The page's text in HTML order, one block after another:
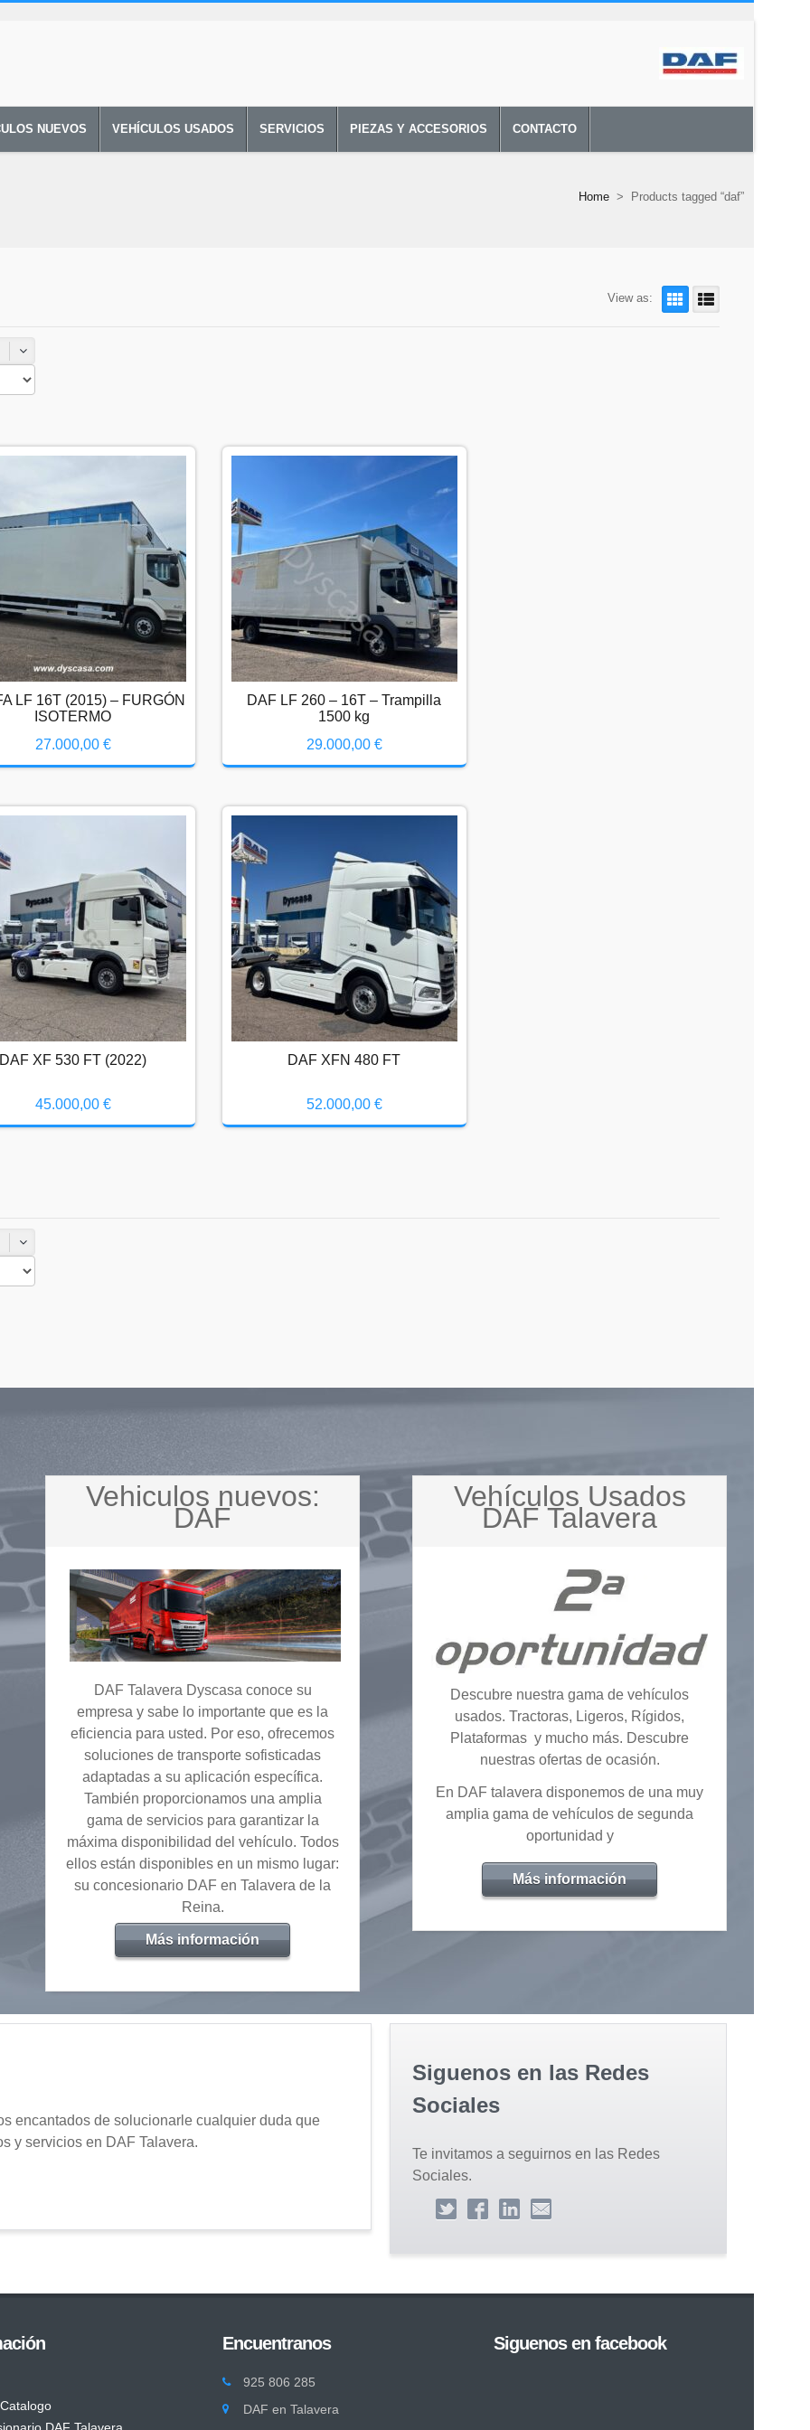
NUEVOS VEHÍCULOS USADOS SERVICIOS PIEZAS Y ACCESORIOS CONTACTO
Home > Products tagged “daf”
View as:
LF 16T (2015) – FURGÓN
ISOTERMO
27.000,00 €
DAF FA LF 16T (2015) – FURGÓN
ISOTERMO
27.000,00€
DAF LF 260 – 16T – Trampilla
1500 kg
29.000,00 €
DAF LF 260 – 16T – Trampilla 1500 kg
29.000,00€
DAF XF 530 FT (2022)
45.000,00 €
DAF XF 530 FT (2022)
45.000,00€
DAF XFN 480 FT
52.000,00 €
DAF XFN 480 FT
52.000,00€
Vehiculos nuevos:
DAF
DAF Talavera Dyscasa conoce su
empresa y sabe lo importante que es la
eficiencia para usted. Por eso, ofrecemos
soluciones de transporte sofisticadas
adaptadas a su aplicación específica.
También proporcionamos una amplia
gama de servicios para garantizar la
máxima disponibilidad del vehículo. Todos
ellos están disponibles en un mismo lugar:
su concesionario DAF en Talavera de la
Reina.
Más información
Vehículos Usados
DAF Talavera
Descubre nuestra gama de vehículos
usados. Tractoras, Ligeros, Rígidos,
Plataformas y mucho más. Descubre
nuestras ofertas de ocasión.
En DAF talavera disponemos de una muy
amplia gama de vehículos de segunda
oportunidad y
Más información
encantados de solucionarle cualquier duda que
y servicios en DAF Talavera.
Siguenos en las Redes
Sociales
Te invitamos a seguirnos en las Redes
Sociales.
Encuentranos
925 806 285
DAF en Talavera
Siguenos en facebook